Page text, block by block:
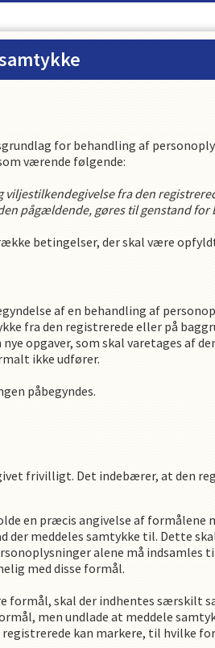
for behandling af
værende følgende:
fra den
pågældende, gøres til genstand for
betingelser, der skal være
af en behandling af
fra den registrerede eller på
opgaver, som skal varetages af
ikke udfører.
påbegyndes.
frivilligt. Det indebærer, at den
en præcis angivelse af formålene
der meddeles samtykke til. Dette
alene må
med disse formål.
formål, skal der indhentes
men undlade at meddele
kan markere, til hvilke